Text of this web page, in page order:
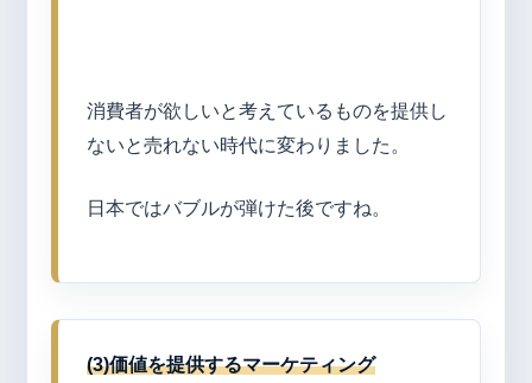
消費者が欲しいと考えているものを提供し
ないと売れない時代に変わりました。
日本ではバブルが弾けた後ですね。
(3)価値を提供するマーケティング